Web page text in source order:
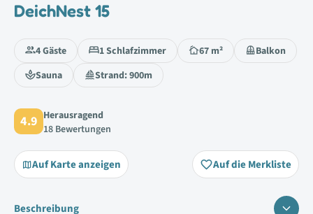
DeichNest 15
4 Gäste 1 Schlafzimmer 67 m²
Balkon
Sauna
Strand: 900m
4.9 Herausragend
18 Bewertungen
Auf Karte anzeigen Auf die Merkliste
Beschreibung